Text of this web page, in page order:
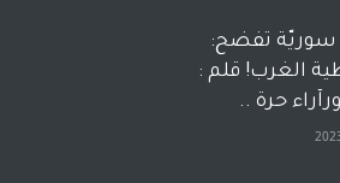
سوريّة تفضح:
الغرب! قلم :
حرة ..